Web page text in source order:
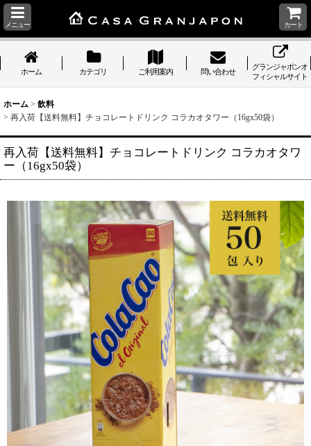
メニュー カート
ホーム カテゴリ ご利用案内 問い合わせ
グランジャポンオ
フィシャルサイト
ホーム > 飲料
> 再入荷【送料無料】チョコレートドリンク コラカオタワー（16gx50袋）
再入荷【送料無料】チョコレートドリンク コラカオタワ
ー（16gx50袋）